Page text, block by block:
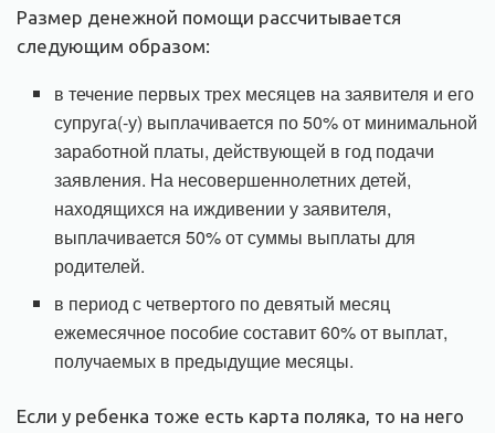
Размер денежной помощи рассчитывается
следующим образом:
в течение первых трех месяцев на заявителя и его
супруга(-у) выплачивается по 50% от минимальной
заработной платы, действующей в год подачи
заявления. На несовершеннолетних детей,
находящихся на иждивении у заявителя,
выплачивается 50% от суммы выплаты для
родителей.
в период с четвертого по девятый месяц
ежемесячное пособие составит 60% от выплат,
получаемых в предыдущие месяцы.
Если у ребенка тоже есть карта поляка, то на него